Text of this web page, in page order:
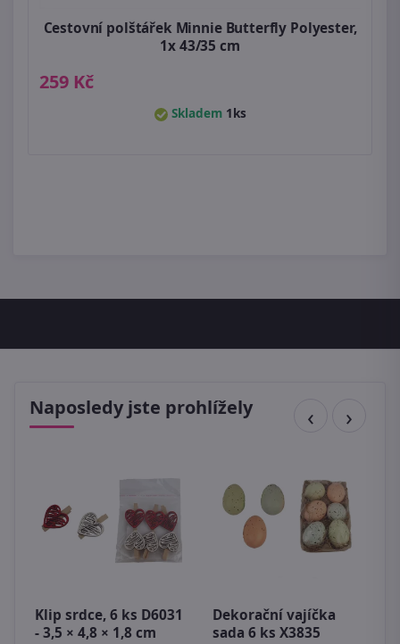
Cestovní polštářek Minnie Butterfly Polyester,
1x 43/35 cm
259 Kč
Skladem 1ks
Naposledy jste prohlížely
Klip srdce, 6 ks D6031
- 3,5 × 4,8 × 1,8 cm
Dekorační vajíčka
sada 6 ks X3835